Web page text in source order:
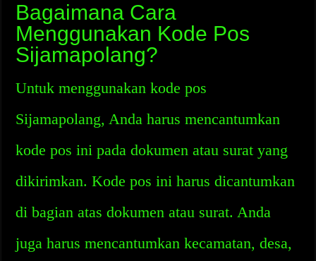
Bagaimana Cara
Menggunakan Kode Pos
Sijamapolang?
Untuk menggunakan kode pos
Sijamapolang, Anda harus mencantumkan
kode pos ini pada dokumen atau surat yang
dikirimkan. Kode pos ini harus dicantumkan
di bagian atas dokumen atau surat. Anda
juga harus mencantumkan kecamatan, desa,